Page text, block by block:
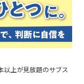
以上が見放題のサブス